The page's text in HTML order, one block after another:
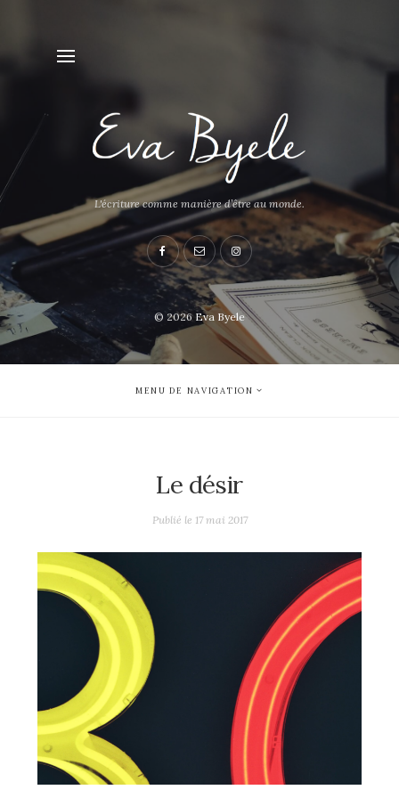
L'écriture comme manière d’être au monde.
© 2026 Eva Byele
MENU DE NAVIGATION
Le désir
Publié le 17 mai 2017